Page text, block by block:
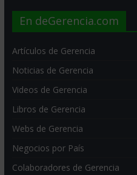
En deGerencia.com
Artículos de Gerencia
Noticias de Gerencia
Videos de Gerencia
Libros de Gerencia
Webs de Gerencia
Negocios por País
Colaboradores de Gerencia